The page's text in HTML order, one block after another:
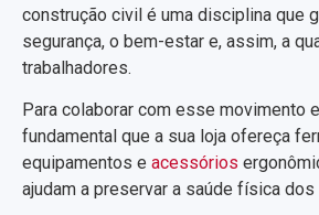
construção civil é uma disciplina que
segurança, o bem-estar e, assim, a
trabalhadores.
Para colaborar com esse movimento
fundamental que a sua loja ofereça
equipamentos e acessórios
ajudam a preservar a saúde física